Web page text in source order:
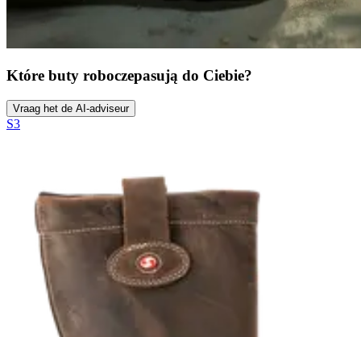
Które buty roboczepasują do Ciebie?
Vraag het de AI-adviseur
S3